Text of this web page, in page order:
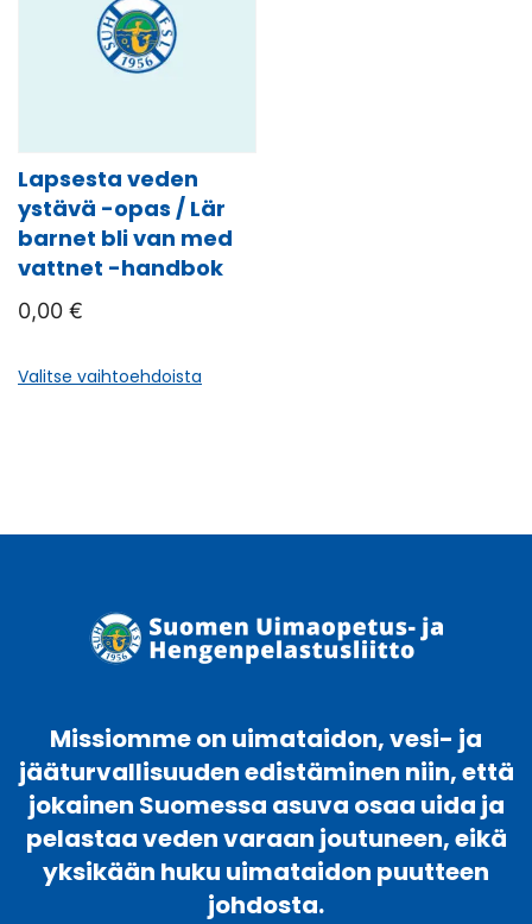
Lapsesta veden
ystävä -opas / Lär
barnet bli van med
vattnet -handbok
0,00 €
Valitse vaihtoehdoista
valinnat
tuotteen
Missiomme on uimataidon, vesi- ja
jääturvallisuuden edistäminen niin, että
jokainen Suomessa asuva osaa uida ja
pelastaa veden varaan joutuneen, eikä
yksikään huku uimataidon puutteen
johdosta.